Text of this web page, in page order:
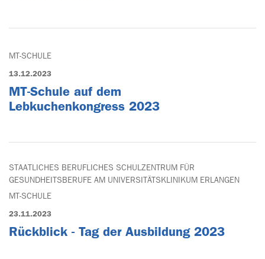
MT-SCHULE
13.12.2023
MT-Schule auf dem
Lebkuchenkongress 2023
STAATLICHES BERUFLICHES SCHULZENTRUM FÜR
GESUNDHEITSBERUFE AM UNIVERSITÄTSKLINIKUM ERLANGEN
MT-SCHULE
23.11.2023
Rückblick - Tag der Ausbildung 2023